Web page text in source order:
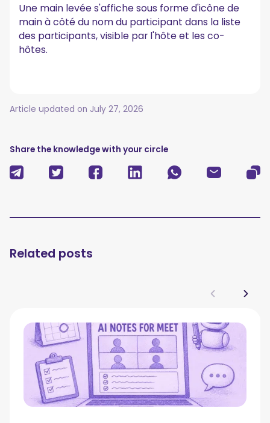
Une main levée s'affiche sous forme d'icône de
main à côté du nom du participant dans la liste
des participants, visible par l'hôte et les co-
hôtes.
Article updated on July 27, 2026
Share the knowledge with your circle
Related posts